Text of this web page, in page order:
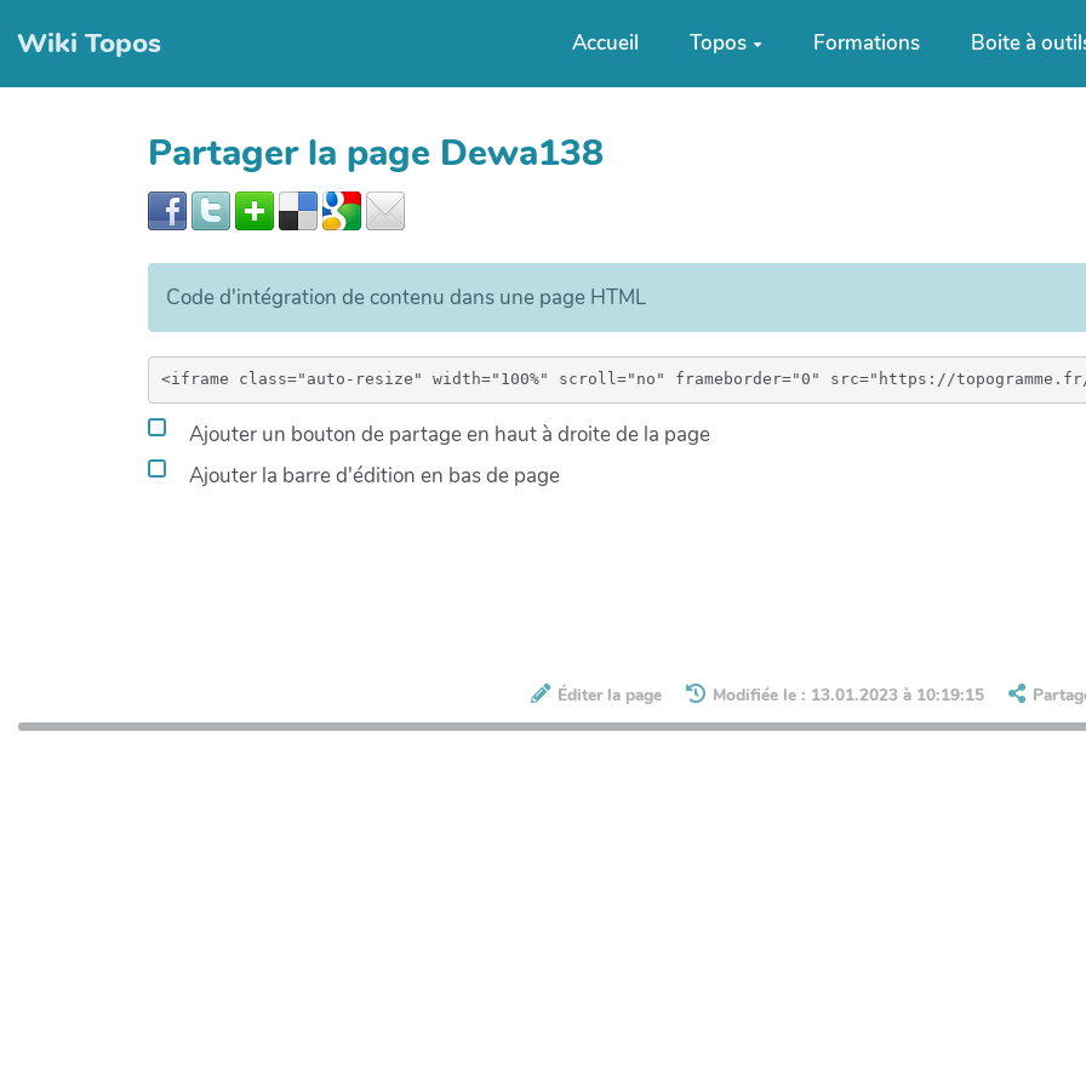
Wiki Topos Accueil Topos Formations Boite à
Partager la page Dewa138
Code d'intégration de contenu dans une page HTML
Ajouter un bouton de partage en haut à droite de la page
Ajouter la barre d'édition en bas de page
Éditer la page Modifiée le : 13.01.2023 à 10:19:15